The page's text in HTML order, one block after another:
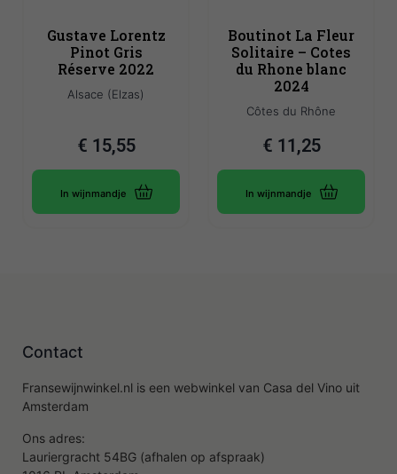
Gustave Lorentz
Pinot Gris
Réserve 2022
Alsace (Elzas)
€ 15,55
In wijnmandje
Boutinot La Fleur
Solitaire – Cotes
du Rhone blanc
2024
Côtes du Rhône
€ 11,25
In wijnmandje
Contact
Fransewijnwinkel.nl is een webwinkel van Casa del Vino uit
Amsterdam
Ons adres:
Lauriergracht 54BG (afhalen op afspraak)